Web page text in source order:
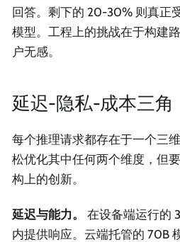
回答。剩下的 20-30% 则真正
模型。工程上的挑战在于构建
户无感。
延迟-隐私-成本三角
每个推理请求都存在于一个三
松优化其中任何两个维度，但
构上的创新。
延迟与能力。
在设备端运行的
内提供响应。云端托管的 70B